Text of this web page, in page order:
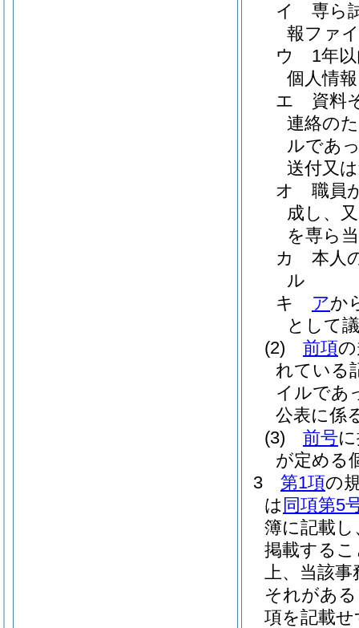
イ
専ら
報ファ
ウ
1年
個人情
エ
資料
連絡の
ルであ
送付又
オ
職員
成し、
を専ら
カ
本人
ル
キ
アか
として
(2)
前項
れている
イルであ
公表に係
(3)
前号
が定める
3
第1項の
は 同項第5
簿に記載
掲載する
上、当該
それがあ
項を記載